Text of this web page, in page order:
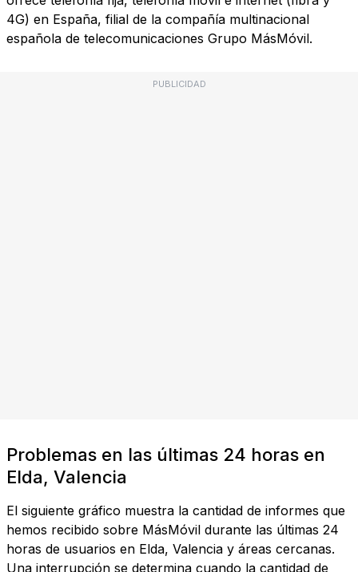
4G) en España, filial de la compañía multinacional
española de telecomunicaciones Grupo MásMóvil.
PUBLICIDAD
Problemas en las últimas 24 horas en
Elda, Valencia
El siguiente gráfico muestra la cantidad de informes que
hemos recibido sobre MásMóvil durante las últimas 24
horas de usuarios en Elda, Valencia y áreas cercanas.
Una interrupción se determina cuando la cantidad de